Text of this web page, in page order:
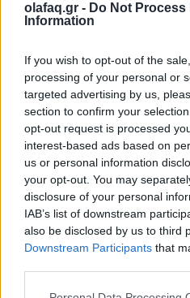
olafaq.gr - Do Not Process
Information
If you wish to opt-out of the
processing of your personal or
targeted advertising by us,
section to confirm your
opt-out request is processed
interest-based ads based on
us or personal information
your opt-out. You may
disclosure of your personal
IAB’s list of downstream
also be disclosed by us to third
Downstream Participants that
Μετά από συντονισμένη
βρέθηκαν σε δύσβατο
όχημα τους κυριολεκτικά
Όχημα της Αμαρύνθιας
επιβάτες και τους